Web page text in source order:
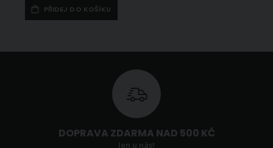
PŘIDEJ DO KOŠÍKU
DOPRAVA ZDARMA NAD 500 KČ
Jen u nás!